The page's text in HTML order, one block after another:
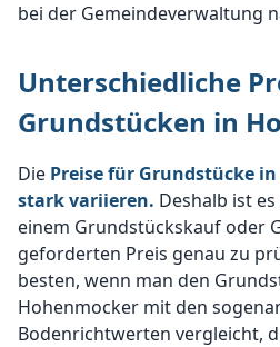
bei der Gemeindeverwaltung
Unterschiedliche
Grundstücken in
Die Preise für Grundstücke
stark variieren. Deshalb ist
einem Grundstückskauf oder
geforderten Preis genau zu
besten, wenn man den
Hohenmocker mit den
Bodenrichtwerten vergleicht,